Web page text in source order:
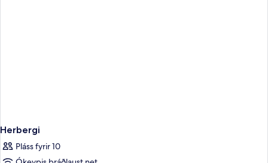
Herbergi
Pláss fyrir 10